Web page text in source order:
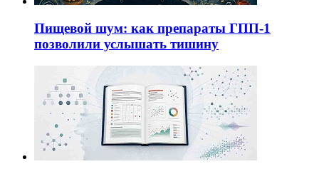
Пищевой шум: как препараты ГПП-1
позволили услышать тишину